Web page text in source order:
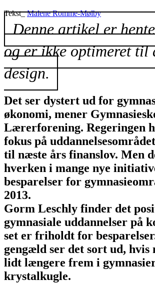
Tekst_Malene Romme-Mølby
Denne artikel er
og er ikke optimeret til
design.
Det ser dystert ud for
økonomi, mener
Lærerforening. Regeringen
fokus på
til næste års finanslov. Men
hverken i mange nye
besparelser for
2013.
Gorm Leschly finder det
gymnasiale uddannelser på
set er friholdt for
gengæld ser det sort ud, hvis
lidt længere frem i
krystalkugle.